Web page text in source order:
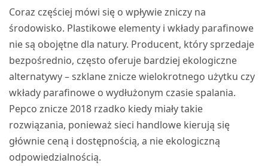
Coraz częściej mówi się o wpływie zniczy na
środowisko. Plastikowe elementy i wkłady parafinowe
nie są obojętne dla natury. Producent, który sprzedaje
bezpośrednio, często oferuje bardziej ekologiczne
alternatywy – szklane znicze wielokrotnego użytku czy
wkłady parafinowe o wydłużonym czasie spalania.
Pepco znicze 2018 rzadko kiedy miały takie
rozwiązania, ponieważ sieci handlowe kierują się
głównie ceną i dostępnością, a nie ekologiczną
odpowiedzialnością.